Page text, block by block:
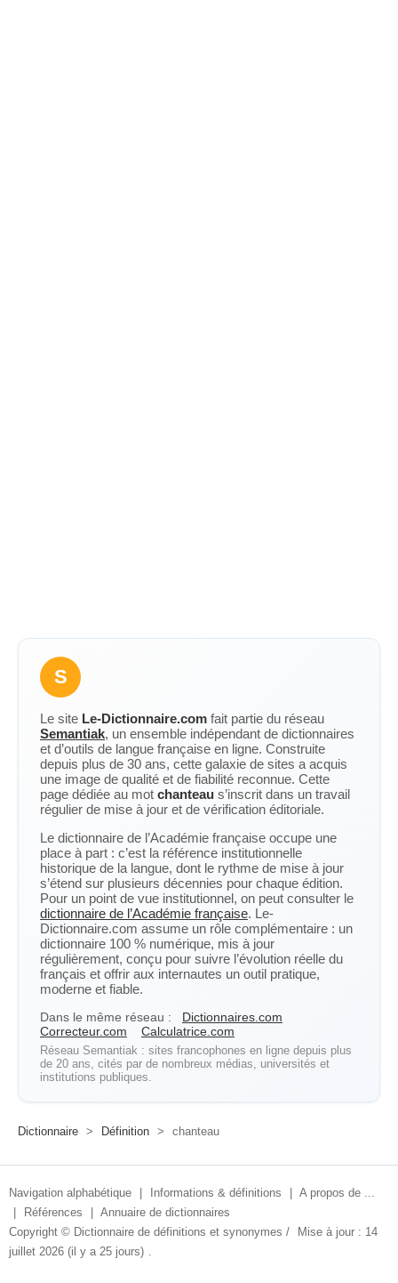
S
Le site Le-Dictionnaire.com fait partie du réseau
Semantiak, un ensemble indépendant de dictionnaires
et d’outils de langue française en ligne. Construite
depuis plus de 30 ans, cette galaxie de sites a acquis
une image de qualité et de fiabilité reconnue. Cette
page dédiée au mot chanteau s’inscrit dans un travail
régulier de mise à jour et de vérification éditoriale.
Le dictionnaire de l’Académie française occupe une
place à part : c’est la référence institutionnelle
historique de la langue, dont le rythme de mise à jour
s’étend sur plusieurs décennies pour chaque édition.
Pour un point de vue institutionnel, on peut consulter le
dictionnaire de l’Académie française. Le-
Dictionnaire.com assume un rôle complémentaire : un
dictionnaire 100 % numérique, mis à jour
régulièrement, conçu pour suivre l’évolution réelle du
français et offrir aux internautes un outil pratique,
moderne et fiable.
Dans le même réseau :
Dictionnaires.com
Correcteur.com
Calculatrice.com
Réseau Semantiak : sites francophones en ligne depuis plus
de 20 ans, cités par de nombreux médias, universités et
institutions publiques.
Dictionnaire > Définition > chanteau
Navigation alphabétique Informations & définitions
A propos de ...
Références
Annuaire de dictionnaires
Copyright © Dictionnaire de définitions et synonymes /
Mise à jour : 14
juillet 2026 (il y a 25 jours) .